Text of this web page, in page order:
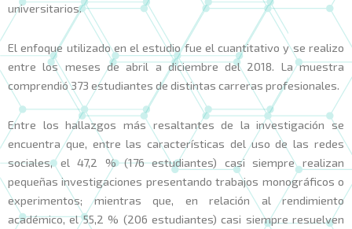
universitarios.
El enfoque utilizado en el estudio fue el cuantitativo y se realizo
entre los meses de abril a diciembre del 2018. La muestra
comprendió 373 estudiantes de distintas carreras profesionales.
Entre los hallazgos más resaltantes de la investigación se
encuentra que, entre las características del uso de las redes
sociales, el 47,2 % (176 estudiantes) casi siempre realizan
pequeñas investigaciones presentando trabajos monográficos o
experimentos; mientras que, en relación al rendimiento
académico, el 55,2 % (206 estudiantes) casi siempre resuelven